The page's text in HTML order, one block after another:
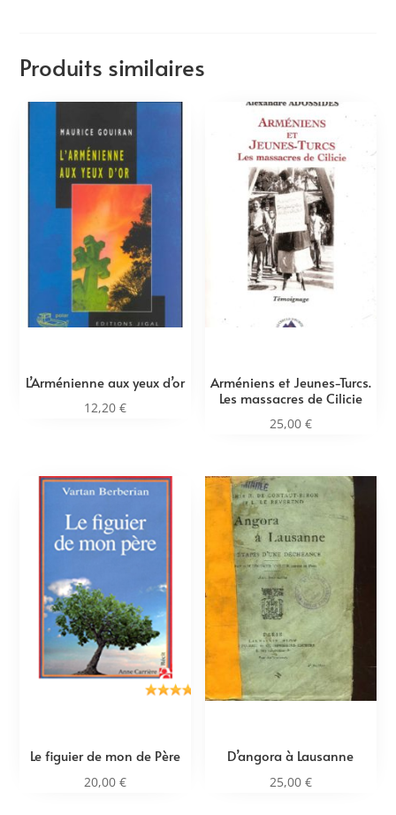
Produits similaires
L’Arménienne aux yeux d’or
12,20€
Arméniens et Jeunes-Turcs.
Les massacres de Cilicie
25,00 €
Le figuier de mon de Père
20,00€
D’angora à Lausanne
25,00 €